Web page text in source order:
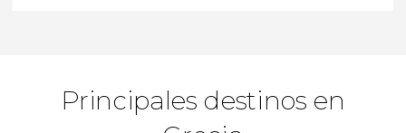
Principales destinos en